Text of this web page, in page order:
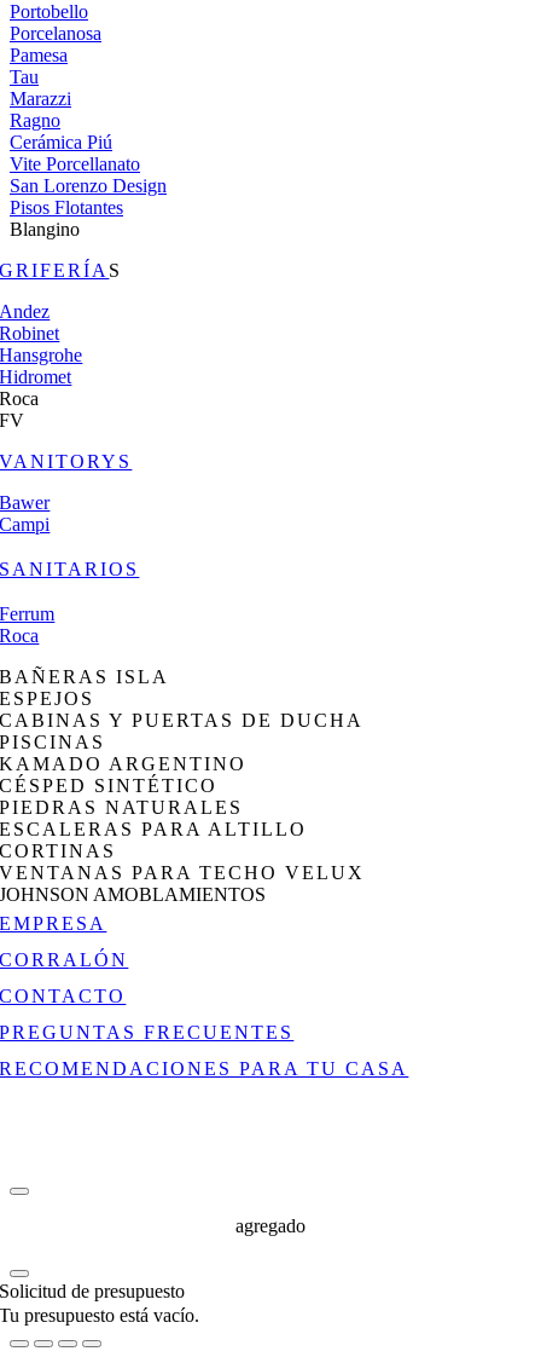
Portobello
Porcelanosa
Pamesa
Tau
Marazzi
Ragno
Cerámica Piú
Vite Porcellanato
San Lorenzo Design
Pisos Flotantes
Blangino
GRIFERÍA S
Andez
Robinet
Hansgrohe
Hidromet
Roca
FV
VANITORYS
Bawer
Campi
SANITARIOS
Ferrum
Roca
BAÑERAS ISLA
ESPEJOS
CABINAS Y PUERTAS DE DUCHA
PISCINAS
KAMADO ARGENTINO
CÉSPED SINTÉTICO
PIEDRAS NATURALES
ESCALERAS PARA ALTILLO
CORTINAS
VENTANAS PARA TECHO VELUX
JOHNSON AMOBLAMIENTOS
EMPRESA
CORRALÓN
CONTACTO
PREGUNTAS FRECUENTES
RECOMENDACIONES PARA TU CASA
agregado
Solicitud de presupuesto
Tu presupuesto está vacío.